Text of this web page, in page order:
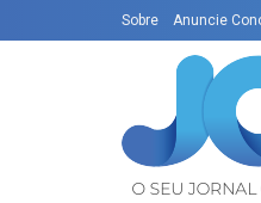
Sobre Anuncie